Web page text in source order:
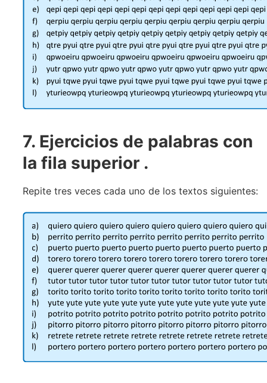
7. Ejercicios de palabras con
la fila superior .
Repite tres veces cada uno de los textos siguientes: